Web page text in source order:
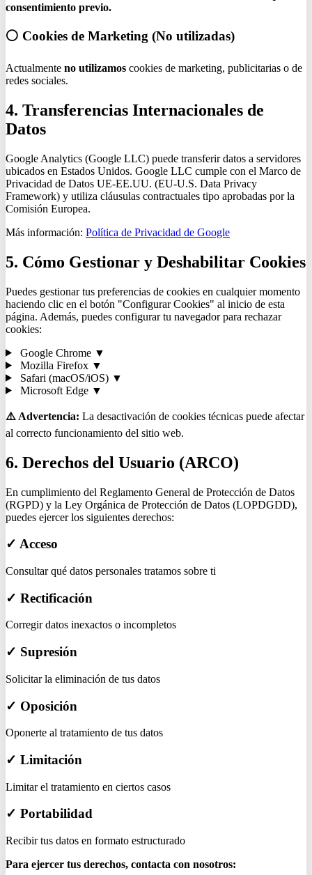
consentimiento previo.
⚪ Cookies de Marketing (No utilizadas)
Actualmente no utilizamos cookies de marketing, publicitarias o de
redes sociales.
4. Transferencias Internacionales de
Datos
Google Analytics (Google LLC) puede transferir datos a servidores
ubicados en Estados Unidos. Google LLC cumple con el Marco de
Privacidad de Datos UE-EE.UU. (EU-U.S. Data Privacy
Framework) y utiliza cláusulas contractuales tipo aprobadas por la
Comisión Europea.
Más información: Política de Privacidad de Google
5. Cómo Gestionar y Deshabilitar Cookies
Puedes gestionar tus preferencias de cookies en cualquier momento
haciendo clic en el botón "Configurar Cookies" al inicio de esta
página. Además, puedes configurar tu navegador para rechazar
cookies:
Google Chrome ▼
Mozilla Firefox ▼
Safari (macOS/iOS) ▼
Microsoft Edge ▼
⚠️ Advertencia: La desactivación de cookies técnicas puede afectar
al correcto funcionamiento del sitio web.
6. Derechos del Usuario (ARCO)
En cumplimiento del Reglamento General de Protección de Datos
(RGPD) y la Ley Orgánica de Protección de Datos (LOPDGDD),
puedes ejercer los siguientes derechos:
✓ Acceso
Consultar qué datos personales tratamos sobre ti
✓ Rectificación
Corregir datos inexactos o incompletos
✓ Supresión
Solicitar la eliminación de tus datos
✓ Oposición
Oponerte al tratamiento de tus datos
✓ Limitación
Limitar el tratamiento en ciertos casos
✓ Portabilidad
Recibir tus datos en formato estructurado
Para ejercer tus derechos, contacta con nosotros: